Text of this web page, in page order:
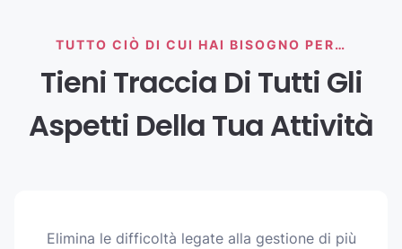
TUTTO CIÒ DI CUI HAI BISOGNO PER…
Tieni Traccia Di Tutti Gli
Aspetti Della Tua Attività
Elimina le difficoltà legate alla gestione di più